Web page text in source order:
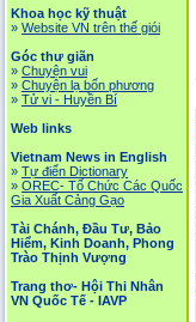
Khoa học kỹ thuật
» Website VN trên thế giói
Góc thư giãn
» Chuyện vui
» Chuyện lạ bốn phương
» Tử vi - Huyền Bí
Web links
Vietnam News in English
» Tự điển Dictionary
» OREC- Tố Chức Các Quốc
Gia Xuất Cảng Gạo
Tài Chánh, Đầu Tư, Bảo
Hiểm, Kinh Doanh, Phong
Trào Thịnh Vượng
Trang thơ- Hội Thi Nhân
VN Quốc Tế - IAVP